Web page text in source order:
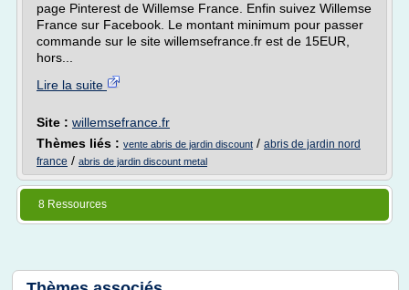
page Pinterest de Willemse France. Enfin suivez Willemse
France sur Facebook. Le montant minimum pour passer
commande sur le site willemsefrance.fr est de 15EUR,
hors...
Lire la suite
Site : willemsefrance.fr
Thèmes liés : vente abris de jardin discount / abris de jardin nord
france / abris de jardin discount metal
8 Ressources